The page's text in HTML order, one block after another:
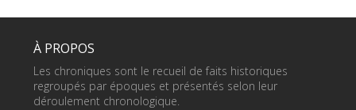
À PROPOS
Les chroniques sont le recueil de faits historiques
regroupés par époques et présentés selon leur
déroulement chronologique.